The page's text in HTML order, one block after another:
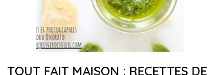
TOUT FAIT MAISON : RECETTES DE